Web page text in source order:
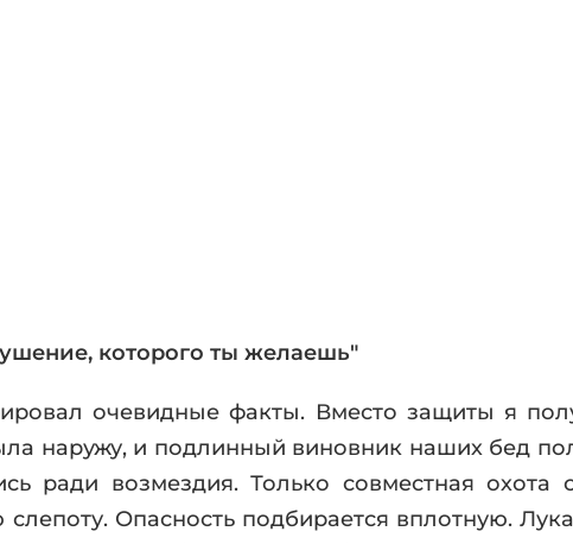
которого ты желаешь"
очевидные факты. Вместо защиты я
наружу, и подлинный виновник наших бед
ради возмездия. Только совместная охота
Опасность подбирается вплотную.